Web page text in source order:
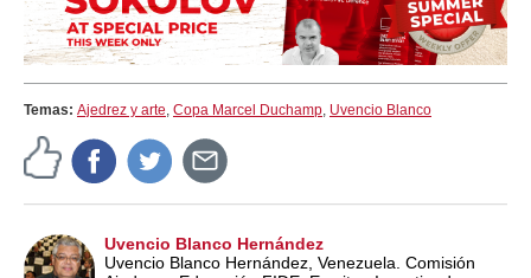
Temas: Ajedrez y arte, Copa Marcel Duchamp, Uvencio Blanco
Uvencio Blanco Hernández
Uvencio Blanco Hernández, Venezuela. Comisión